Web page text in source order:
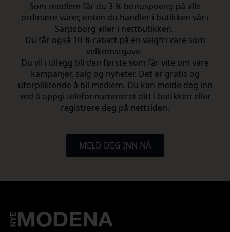
Som medlem får du 3 % bonuspoeng på alle
ordinære varer, enten du handler i butikken vår i
Sarpsborg eller i nettbutikken.
Du får også 10 % rabatt på en valgfri vare som
velkomstgave.
Du vil i tillegg bli den første som får vite om våre
kampanjer, salg og nyheter. Det er gratis og
uforpliktende å bli medlem. Du kan melde deg inn
ved å oppgi telefonnummeret ditt i butikken eller
registrere deg på nettsiden.
MELD DEG INN NÅ